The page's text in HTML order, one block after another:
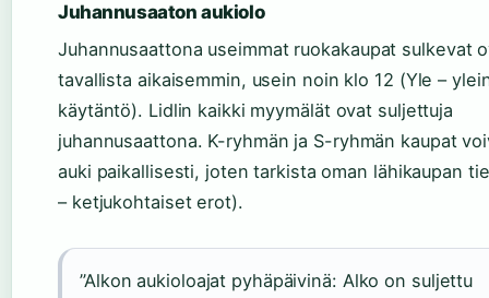
Juhannusaaton aukiolo
Juhannusaattona useimmat ruokakaupat sulkevat
tavallista aikaisemmin, usein noin klo 12 (Yle –
käytäntö). Lidlin kaikki myymälät ovat suljettuja
juhannusaattona. K-ryhmän ja S-ryhmän kaupat
auki paikallisesti, joten tarkista oman lähikaupan
– ketjukohtaiset erot).
”Alkon aukioloajat pyhäpäivinä: Alko on suljettu